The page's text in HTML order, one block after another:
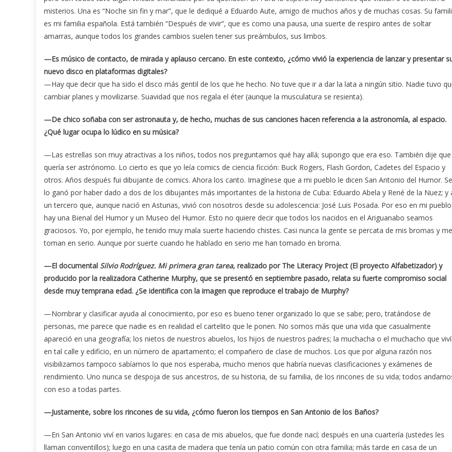
misterios. Una es “Noche sin fin y mar”, que le dediqué a Eduardo Aute, amigo de muchos años y de muchas cosas. Su
es mi familia española. Está también “Después de vivir”, que es como una pausa, una suerte de respiro antes de soltar
amarras, aunque todos los grandes cambios suelen tener sus preámbulos, sus limbos.
—Es músico de contacto, de mirada y aplauso cercano. En este contexto, ¿cómo vivió la experiencia de lanzar y presentar
nuevo disco en plataformas digitales?
—Hay que decir que ha sido el disco más gentil de los que he hecho. No tuve que ir a dar la lata a ningún sitio. Nadie tuvo
cambiar planes y movilizarse. Suavidad que nos regala el éter (aunque la musculatura se resienta).
—De chico soñaba con ser astronauta y, de hecho, muchas de sus canciones hacen referencia a la astronomía, al espacio.
¿Qué lugar ocupa lo lúdico en su música?
—Las estrellas son muy atractivas a los niños, todos nos preguntamos qué hay allá; supongo que era eso. También dije que
quería ser astrónomo. Lo cierto es que yo leía comics de ciencia ficción: Buck Rogers, Flash Gordon, Cadetes del Espacio y
otros. Años después fui dibujante de comics. Ahora los canto. Imagínese que a mi pueblo le dicen San Antonio del Humor. Se
lo ganó por haber dado a dos de los dibujantes más importantes de la historia de Cuba: Eduardo Abela y René de la Nuez; y
un tercero que, aunque nació en Asturias, vivió con nosotros desde su adolescencia: José Luis Posada. Por eso en mi pueblo
hay una Bienal del Humor y un Museo del Humor. Esto no quiere decir que todos los nacidos en el Ariguanabo seamos
graciosos. Yo, por ejemplo, he tenido muy mala suerte haciendo chistes. Casi nunca la gente se percata de mis bromas y me
toman en serio. Aunque por suerte cuando he hablado en serio me han tomado en broma.
—El documental Silvio Rodríguez. Mi primera gran tarea, realizado por The Literacy Project (El proyecto Alfabetizador) y
producido por la realizadora Catherine Murphy, que se presentó en septiembre pasado, relata su fuerte compromiso social
desde muy temprana edad. ¿Se identifica con la imagen que reproduce el trabajo de Murphy?
—Nombrar y clasificar ayuda al conocimiento, por eso es bueno tener organizado lo que se sabe; pero, tratándose de
personas, me parece que nadie es en realidad el cartelito que le ponen. No somos más que una vida que casualmente
apareció en una geografía; los nietos de nuestros abuelos, los hijos de nuestros padres; la muchacha o el muchacho que
en tal calle y edificio, en un número de apartamento; el compañero de clase de muchos. Los que por alguna razón nos
visibilizamos tampoco sabíamos lo que nos esperaba, mucho menos que habría nuevas clasificaciones y exámenes de
rendimiento. Uno nunca se despoja de sus ancestros, de su historia, de su familia, de los rincones de su vida; todos
con eso a todas partes.
—Justamente, sobre los rincones de su vida, ¿cómo fueron los tiempos en San Antonio de los Baños?
—En San Antonio viví en varios lugares: en casa de mis abuelos, que fue donde nací; después en una cuartería (ustedes les
llaman conventillos); luego en una casita de madera que tenía un patio común con otra familia; más tarde en casa de un